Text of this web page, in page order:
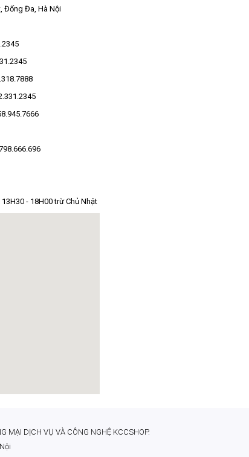
Đống Đa, Hà Nội
- 18H00 trừ Chủ Nhật
MẠI DỊCH VỤ VÀ CÔNG NGHỆ KCCSHOP.